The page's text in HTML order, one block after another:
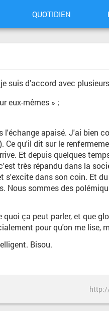
QUOTIDIEN
suis d'accord avec
eux-mêmes » ;
apaisé. J'ai bien
qu'il dit sur le
Et depuis quelques
très répandu dans la
s'excite dans son coin. Et
Nous sommes des
ça peut parler, et que
pour qu'on me lise,
Bisou.